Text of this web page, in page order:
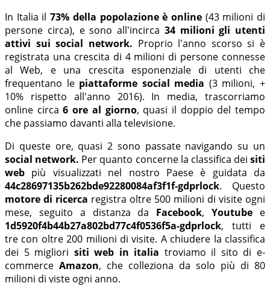
In Italia il73% della popolazione è online(43 milioni di
persone circa), e sono all'incirca 34 milioni gli utenti
attivi sui social network. Proprio l'anno scorso si è
registrata una crescita di 4 milioni di persone connesse
al Web, e una crescita esponenziale di utenti che
frequentano le piattaforme social media (3 milioni, +
10% rispetto all'anno 2016). In media, trascorriamo
online circa6 ore al giorno, quasi il doppio del tempo
che passiamo davanti alla televisione.
Di queste ore, quasi 2 sono passate navigando su un
social network. Per quanto concerne la classifica dei siti
web più visualizzati nel nostro Paese è guidata da
44c28697135b262bde92280084af3f1f-gdprlock. Questo
motore di ricerca registra oltre 500 milioni di visite ogni
mese, seguito a distanza da Facebook,Youtube e
1d5920f4b44b27a802bd77c4f0536f5a-gdprlock, tutti e
tre con oltre 200 milioni di visite. A chiudere la classifica
dei 5 migliori siti web in italia troviamo il sito di e-
commerce Amazon, che colleziona da solo più di 80
milioni di viste ogni anno.